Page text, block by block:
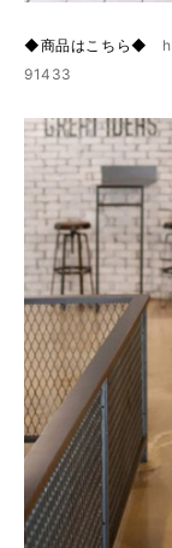
◆商品はこちら◆
91433